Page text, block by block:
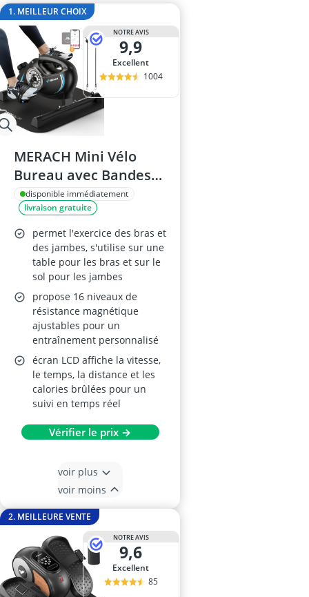
1. MEILLEUR CHOIX
NOTRE AVIS
9,9
Excellent
1004
MERACH Mini Vélo
Bureau avec Bandes
de Résistance
disponible immédiatement
livraison gratuite
permet l'exercice des bras et
des jambes, s'utilise sur une
table pour les bras et sur le
sol pour les jambes
propose 16 niveaux de
résistance magnétique
ajustables pour un
entraînement personnalisé
écran LCD affiche la vitesse,
le temps, la distance et les
calories brûlées pour un
suivi en temps réel
Vérifier le prix →
voir plus
voir moins
2. MEILLEURE VENTE
NOTRE AVIS
9,6
Excellent
85